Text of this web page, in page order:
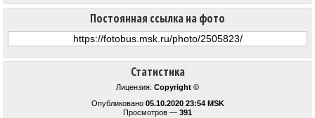
Статистика
Лицензия: Copyright ©
Опубликовано 05.10.2020 23:54 MSK
Просмотров — 391
Постоянная ссылка на фото